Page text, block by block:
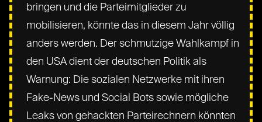
bringen und die Parteimitglieder zu
mobilisieren, könnte das in diesem Jahr völlig
anders werden. Der schmutzige Wahlkampf in
den USA dient der deutschen Politik als
Warnung: Die sozialen Netzwerke mit ihren
Fake-News und Social Bots sowie mögliche
Leaks von gehackten Parteirechnern könnten